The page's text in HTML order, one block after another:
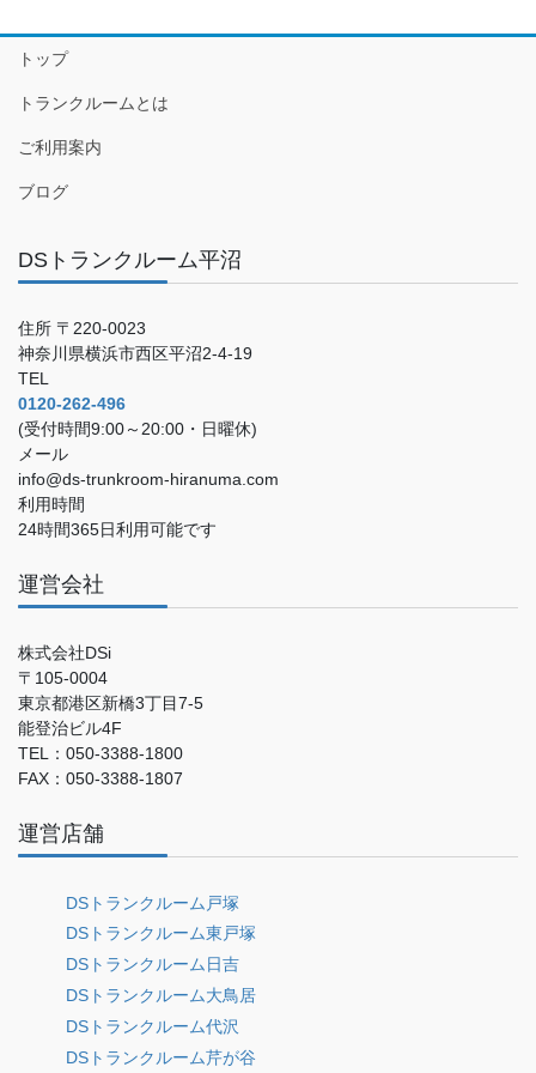
トップ
トランクルームとは
ご利用案内
ブログ
DSトランクルーム平沼
住所 〒220-0023
神奈川県横浜市西区平沼2-4-19
TEL
0120-262-496
(受付時間9:00～20:00・日曜休)
メール
info@ds-trunkroom-hiranuma.com
利用時間
24時間365日利用可能です
運営会社
株式会社DSi
〒105-0004
東京都港区新橋3丁目7-5
能登治ビル4F
TEL：050-3388-1800
FAX：050-3388-1807
運営店舗
DSトランクルーム戸塚
DSトランクルーム東戸塚
DSトランクルーム日吉
DSトランクルーム大鳥居
DSトランクルーム代沢
DSトランクルーム芹が谷